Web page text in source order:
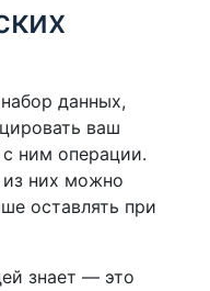
данных,
ваш
ним операции.
из них можно
оставлять при
знает — это